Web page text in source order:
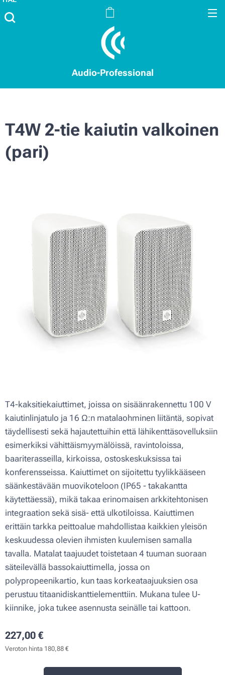
Audio-Professional
T4W 2-tie kaiutin valkoinen
(pari)
T4-kaksitiekaiuttimet, joissa on sisäänrakennettu 100 V
kaiutinlinjatulo ja 16 Ω:n matalaohminen liitäntä, sopivat
täydellisesti sekä hajautettuihin että lähikenttäsovelluksiin
esimerkiksi vähittäismyymälöissä, ravintoloissa,
baariterasseilla, kirkoissa, ostoskeskuksissa tai
konferensseissa. Kaiuttimet on sijoitettu tyylikkääseen
säänkestävään muovikoteloon (IP65 - takakantta
käytettäessä), mikä takaa erinomaisen arkkitehtonisen
integraation sekä sisä- että ulkotiloissa. Kaiuttimen
erittäin tarkka peittoalue mahdollistaa kaikkien yleisön
keskuudessa olevien ihmisten kuulemisen samalla
tavalla. Matalat taajuudet toistetaan 4 tuuman suoraan
säteilevällä bassokaiuttimella, jossa on
polypropeenikartio, kun taas korkeataajuuksien osa
perustuu titaanidiskanttielementtiin. Mukana tulee U-
kiinnike, joka tukee asennusta seinälle tai kattoon.
227,00 €
Veroton hinta 180,88 €